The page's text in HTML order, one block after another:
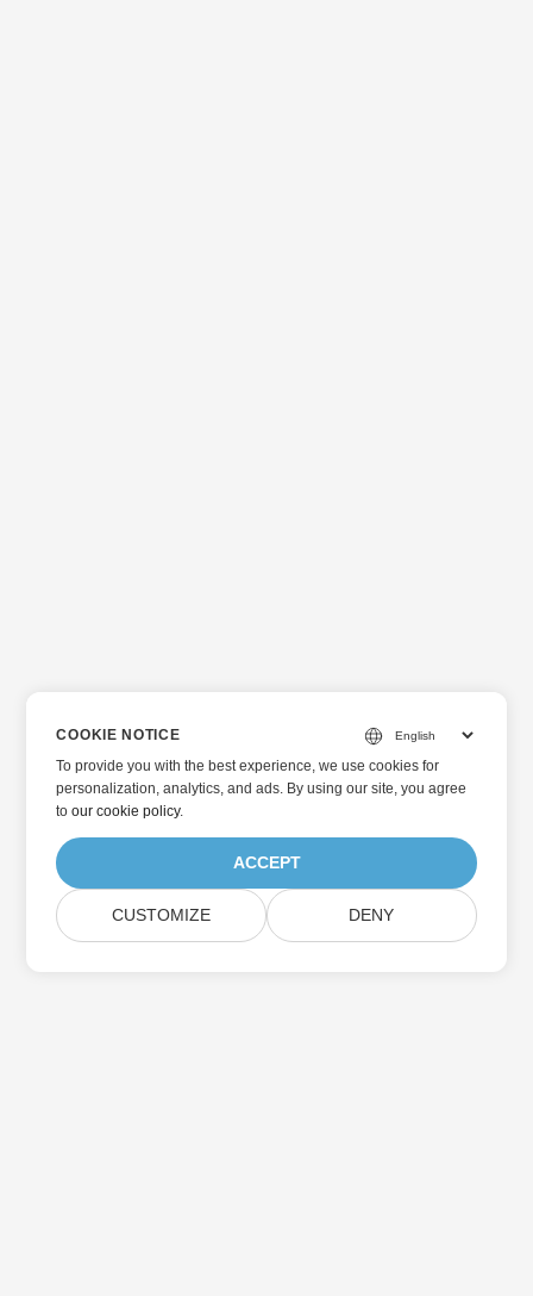
COOKIE NOTICE
To provide you with the best experience, we use cookies for
personalization, analytics, and ads. By using our site, you agree
toour cookie policy.
ACCEPT
CUSTOMIZE DENY